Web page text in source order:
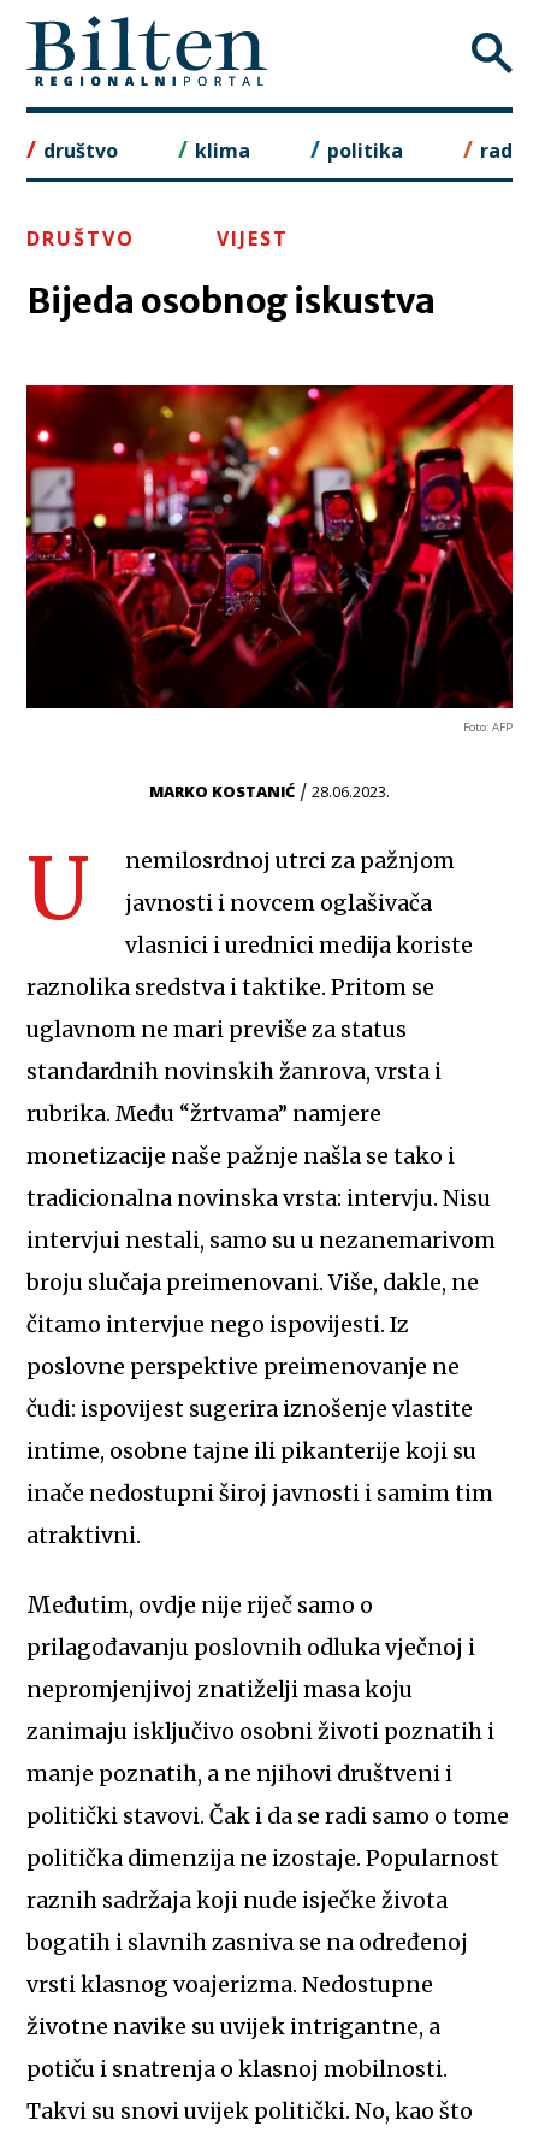
to
content
društvo klima politika rad
DRUŠTVO VIJEST
Bijeda osobnog iskustva
Foto: AFP
MARKO KOSTANIĆ / 28.06.2023.
U
nemilosrdnoj utrci za pažnjom
javnosti i novcem oglašivača
vlasnici i urednici medija koriste
raznolika sredstva i taktike. Pritom se
uglavnom ne mari previše za status
standardnih novinskih žanrova, vrsta i
rubrika. Među “žrtvama” namjere
monetizacije naše pažnje našla se tako i
tradicionalna novinska vrsta: intervju. Nisu
intervjui nestali, samo su u nezanemarivom
broju slučaja preimenovani. Više, dakle, ne
čitamo intervjue nego ispovijesti. Iz
poslovne perspektive preimenovanje ne
čudi: ispovijest sugerira iznošenje vlastite
intime, osobne tajne ili pikanterije koji su
inače nedostupni široj javnosti i samim tim
atraktivni.
Međutim, ovdje nije riječ samo o
prilagođavanju poslovnih odluka vječnoj i
nepromjenjivoj znatiželji masa koju
zanimaju isključivo osobni životi poznatih i
manje poznatih, a ne njihovi društveni i
politički stavovi. Čak i da se radi samo o tome
politička dimenzija ne izostaje. Popularnost
raznih sadržaja koji nude isječke života
bogatih i slavnih zasniva se na određenoj
vrsti klasnog voajerizma. Nedostupne
životne navike su uvijek intrigantne, a
potiču i snatrenja o klasnoj mobilnosti.
Takvi su snovi uvijek politički. No, kao što